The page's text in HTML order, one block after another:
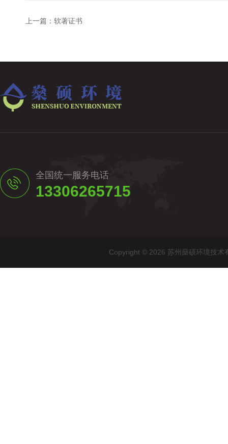
上一篇： 软著证书
全国统一服务电话
13306265715
Copyright © 2026 苏州燊硕环境技